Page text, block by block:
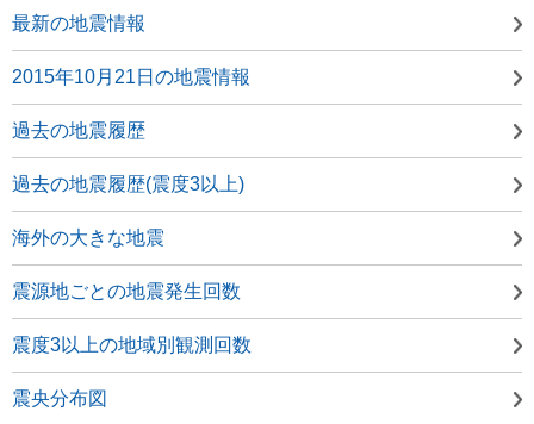
最新の地震情報
2015年10月21日の地震情報
過去の地震履歴
過去の地震履歴(震度3以上)
海外の大きな地震
震源地ごとの地震発生回数
震度3以上の地域別観測回数
震央分布図